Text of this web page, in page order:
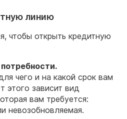
линию
чтобы открыть кредитную
чего и на какой срок вам
этого зависит вид
вам требуется:
невозобновляемая.